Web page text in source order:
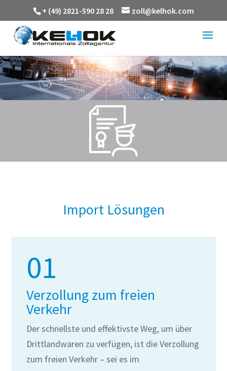
+ (49) 2821-590 28 28 zoll@kelhok.com
Import Lösungen
01
Verzollung zum freien
Verkehr
Der schnellste und effektivste Weg, um über
Drittlandwaren zu verfügen, ist die Verzollung
zum freien Verkehr – sei es im